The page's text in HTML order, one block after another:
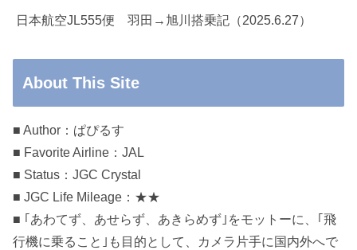
日本航空JL555便 羽田→旭川搭乗記（2025.6.27）
About This Site
■ Author：ぱぴるす
■ Favorite Airline：JAL
■ Status：JGC Crystal
■ JGC Life Mileage：★★
■ ｢あわてず、あせらず、あきらめず｣をモットーに、｢飛
行機に乗ること｣も目的として、カメラ片手に国内外へで